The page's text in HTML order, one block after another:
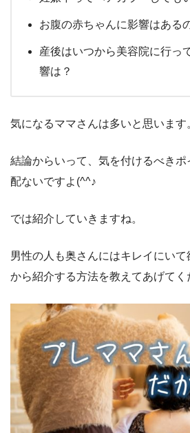
お腹の赤ちゃんに影響はある
産後はいつから美容院に行っ
響は？
気になるママさんは多いと思います
結論からいって、気を付けるべき
配ないですよ(^^♪
では紹介していきますね。
男性の人も奥さんにはキレイにい
から紹介する方法を教えてあげてく